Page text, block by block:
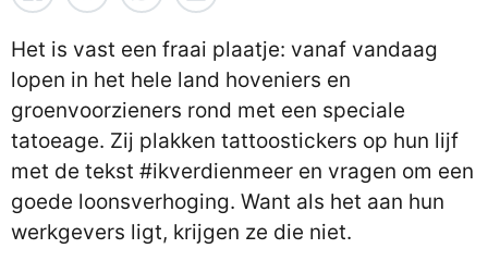
Het is vast een fraai plaatje: vanaf vandaag
lopen in het hele land hoveniers en
groenvoorzieners rond met een speciale
tatoeage. Zij plakken tattoostickers op hun lijf
met de tekst #ikverdienmeer en vragen om een
goede loonsverhoging. Want als het aan hun
werkgevers ligt, krijgen ze die niet.